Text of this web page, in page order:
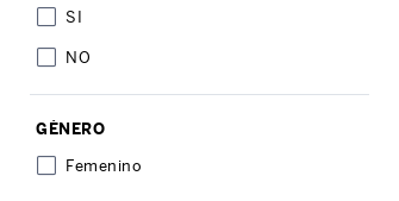
SI
NO
GÉNERO
Femenino